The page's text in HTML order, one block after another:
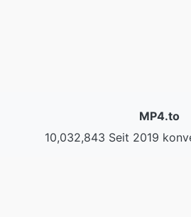
MP4.to
10,032,843 Seit 2019